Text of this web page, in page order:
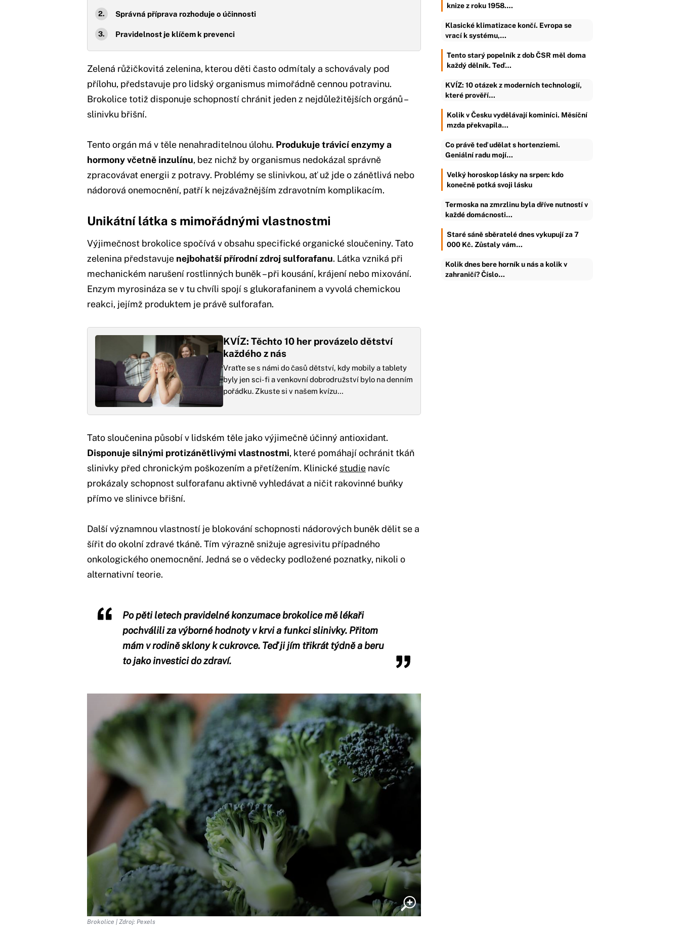
Správná příprava rozhoduje o účinnosti
Pravidelnost je klíčem k prevenci
Zelená růžičkovitá zelenina, kterou děti často odmítaly a schovávaly pod
přílohu, představuje pro lidský organismus mimořádně cennou potravinu.
Brokolice totiž disponuje schopností chránit jeden z nejdůležitějších orgánů –
slinivku břišní.
Tento orgán má v těle nenahraditelnou úlohu. Produkuje trávicí enzymy a
hormony včetně inzulínu, bez nichž by organismus nedokázal správně
zpracovávat energii z potravy. Problémy se slinivkou, ať už jde o zánětlivá nebo
nádorová onemocnění, patří k nejzávažnějším zdravotním komplikacím.
Unikátní látka s mimořádnými vlastnostmi
Výjimečnost brokolice spočívá v obsahu specifické organické sloučeniny. Tato
zelenina představuje nejbohatší přírodní zdroj sulforafanu. Látka vzniká při
mechanickém narušení rostlinných buněk – při kousání, krájení nebo mixování.
Enzym myrosináza se v tu chvíli spojí s glukorafaninem a vyvolá chemickou
reakci, jejímž produktem je právě sulforafan.
KVÍZ: Těchto 10 her provázelo dětství
každého z nás
Vraťte se s námi do časů dětství, kdy mobily a tablety
byly jen sci-fi a venkovní dobrodružství bylo na denním
pořádku. Zkuste si v našem kvízu…
Tato sloučenina působí v lidském těle jako výjimečně účinný antioxidant.
Disponuje silnými protizánětlivými vlastnostmi, které pomáhají ochránit tkáň
slinivky před chronickým poškozením a přetížením. Klinické studie navíc
prokázaly schopnost sulforafanu aktivně vyhledávat a ničit rakovinné buňky
přímo ve slinivce břišní.
Další významnou vlastností je blokování schopnosti nádorových buněk dělit se a
šířit do okolní zdravé tkáně. Tím výrazně snižuje agresivitu případného
onkologického onemocnění. Jedná se o vědecky podložené poznatky, nikoli o
alternativní teorie.
Po pěti letech pravidelné konzumace brokolice mě lékaři
pochválili za výborné hodnoty v krvi a funkci slinivky. Přitom
mám v rodině sklony k cukrovce. Teď ji jím třikrát týdně a beru
to jako investici do zdraví.
Brokolice | Zdroj: Pexels
knize z roku 1958.…
Klasické klimatizace končí. Evropa se
vrací k systému,…
Tento starý popelník z dob ČSR měl doma
každý dělník. Teď…
KVÍZ: 10 otázek z moderních technologií,
které prověří…
Kolik v Česku vydělávají kominíci. Měsíční
mzda překvapila…
Co právě teď udělat s hortenziemi.
Geniální radu mojí…
Velký horoskop lásky na srpen: kdo
konečně potká svoji lásku
Termoska na zmrzlinu byla dříve nutností v
každé domácnosti…
Staré sáně sběratelé dnes vykupují za 7
000 Kč. Zůstaly vám…
Kolik dnes bere horník u nás a kolik v
zahraničí? Číslo…